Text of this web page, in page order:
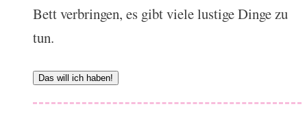
Bett verbringen, es gibt viele lustige Dinge zu
tun.
Das will ich haben!